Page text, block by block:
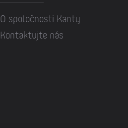
O spoločnosti Kanty
Kontaktujte nás